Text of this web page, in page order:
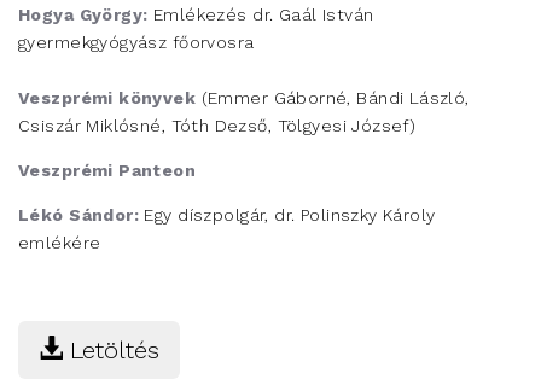
Hogya György: Emlékezés dr. Gaál István
gyermekgyógyász főorvosra
Veszprémi könyvek (Emmer Gáborné, Bándi László,
Csiszár Miklósné, Tóth Dezső, Tölgyesi József)
Veszprémi Panteon
Lékó Sándor: Egy díszpolgár, dr. Polinszky Károly
emlékére
Letöltés